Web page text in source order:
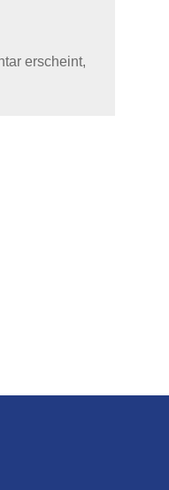
erscheint,